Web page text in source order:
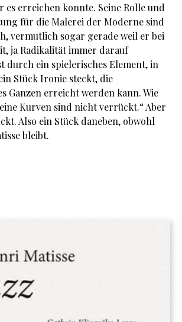
es erreichen konnte. Seine Rolle und
für die Malerei der Moderne sind
vermutlich sogar gerade weil er bei
ja Radikalität immer darauf
durch ein spielerisches Element, in
Stück Ironie steckt, die
Ganzen erreicht werden kann. Wie
Kurven sind nicht verrückt.“ Aber
Also ein Stück daneben, obwohl
bleibt.